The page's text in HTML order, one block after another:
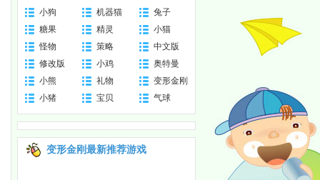
小狗 机器猫
兔子
糖果
精灵
小猫
怪物
策略
中文版
修改版
小鸡
奥特曼
小熊
礼物
变形金刚
小猪
宝贝 气球
变形金刚最新推荐游戏